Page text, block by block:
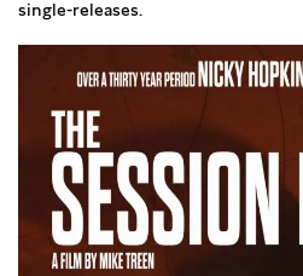
single-releases.